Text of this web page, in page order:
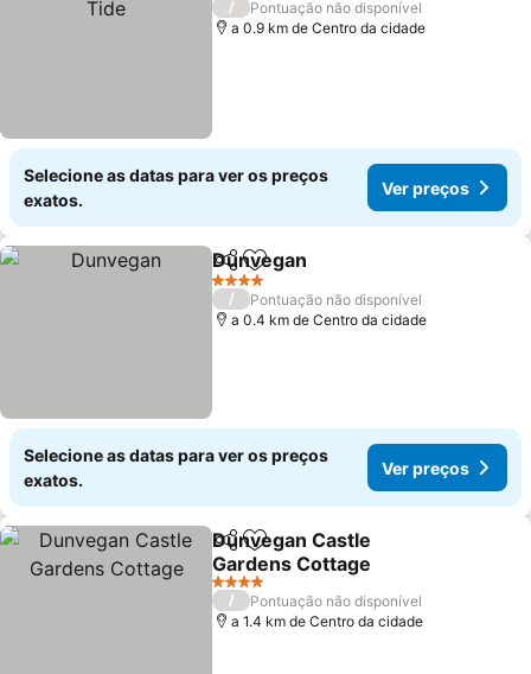
/
Pontuação não disponível
a 0.9 km de Centro da cidade
Selecione as datas para ver os preços
exatos.
Ver preços
PartilharAdicionar aos favoritos
Dunvegan
4 Estrelas
/
Pontuação não disponível
a 0.4 km de Centro da cidade
Selecione as datas para ver os preços
exatos.
Ver preços
PartilharAdicionar aos favoritos
Dunvegan Castle
Gardens Cottage
4 Estrelas
/
Pontuação não disponível
a 1.4 km de Centro da cidade